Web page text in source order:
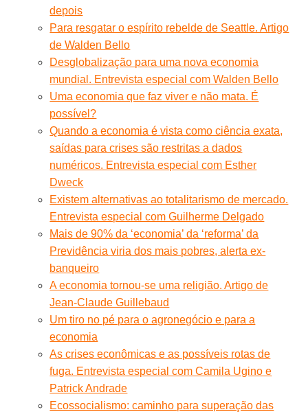
depois
Para resgatar o espírito rebelde de Seattle. Artigo
de Walden Bello
Desglobalização para uma nova economia
mundial. Entrevista especial com Walden Bello
Uma economia que faz viver e não mata. É
possível?
Quando a economia é vista como ciência exata,
saídas para crises são restritas a dados
numéricos. Entrevista especial com Esther
Dweck
Existem alternativas ao totalitarismo de mercado.
Entrevista especial com Guilherme Delgado
Mais de 90% da ‘economia’ da ‘reforma’ da
Previdência viria dos mais pobres, alerta ex-
banqueiro
A economia tornou-se uma religião. Artigo de
Jean-Claude Guillebaud
Um tiro no pé para o agronegócio e para a
economia
As crises econômicas e as possíveis rotas de
fuga. Entrevista especial com Camila Ugino e
Patrick Andrade
Ecossocialismo: caminho para superação das